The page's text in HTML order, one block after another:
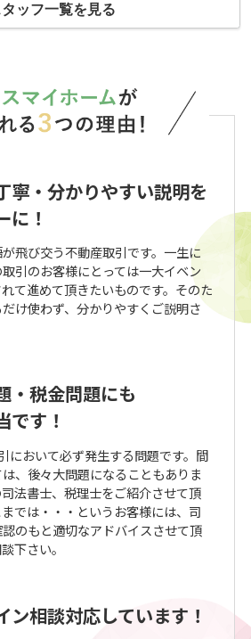
ッフ一覧を見る
寧・分かりやすい説明を
に！
飛び交う不動産取引です。一生に
引のお客様にとっては一大イベン
て進めて頂きたいものです。そのた
け使わず、分かりやすくご説明さ
・税金問題にも
です！
において必ず発生する問題です。間
、後々大問題になることもありま
法書士、税理士をご紹介させて頂
では・・・というお客様には、司
のもと適切なアドバイスさせて頂
下さい。
ン相談対応しています！